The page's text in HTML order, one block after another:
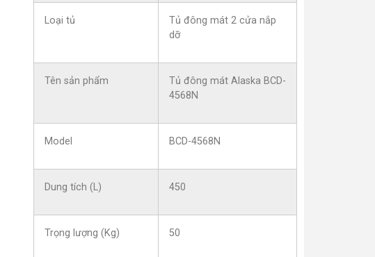
Loại tủ
Tủ đông mát 2 cửa nắp
dỡ
Tên sản phẩm
Tủ đông mát Alaska BCD-
4568N
Model BCD-4568N
Dung tích (L) 450
Trọng lượng (Kg) 50